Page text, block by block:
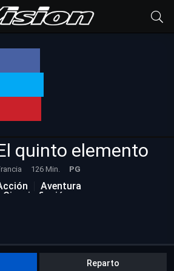
quinto elemento
126 Min. PG
Aventura
Ciencia ficción
Reparto